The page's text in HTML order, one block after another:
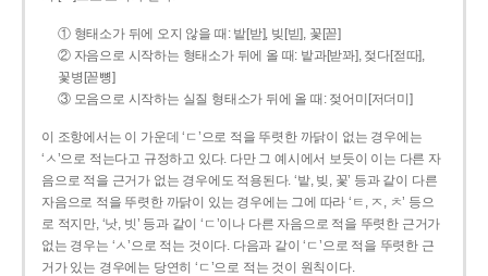
① 형태소가 뒤에 오지 않을 때: 밭[받], 빚[빋], 꽃[꼳]
② 자음으로 시작하는 형태소가 뒤에 올 때: 밭과[받꽈], 젖다[젇따],
꽃병[꼳뼝]
③ 모음으로 시작하는 실질 형태소가 뒤에 올 때: 젖어미[저더미]
이 조항에서는 이 가운데 ‘ㄷ’으로 적을 뚜렷한 까닭이 없는 경우에는
‘ㅅ’으로 적는다고 규정하고 있다. 다만 그 예시에서 보듯이 이는 다른 자
음으로 적을 근거가 없는 경우에도 적용된다. ‘밭, 빚, 꽃’ 등과 같이 다른
자음으로 적을 뚜렷한 까닭이 있는 경우에는 그에 따라 ‘ㅌ, ㅈ, ㅊ’ 등으
로 적지만, ‘낫, 빗’ 등과 같이 ‘ㄷ’이나 다른 자음으로 적을 뚜렷한 근거가
없는 경우는 ‘ㅅ’으로 적는 것이다. 다음과 같이 ‘ㄷ’으로 적을 뚜렷한 근
거가 있는 경우에는 당연히 ‘ㄷ’으로 적는 것이 원칙이다.